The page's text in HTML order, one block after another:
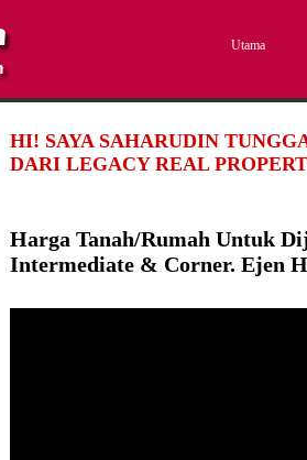
Utama
HI! SAYA SAHARUDIN
DARI LEGACY REAL
Harga Tanah/Rumah Untuk
Intermediate & Corner. Ejen